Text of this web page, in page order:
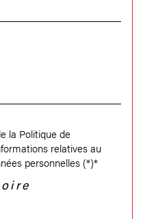
la Politique de
relatives au
personnelles (*)*